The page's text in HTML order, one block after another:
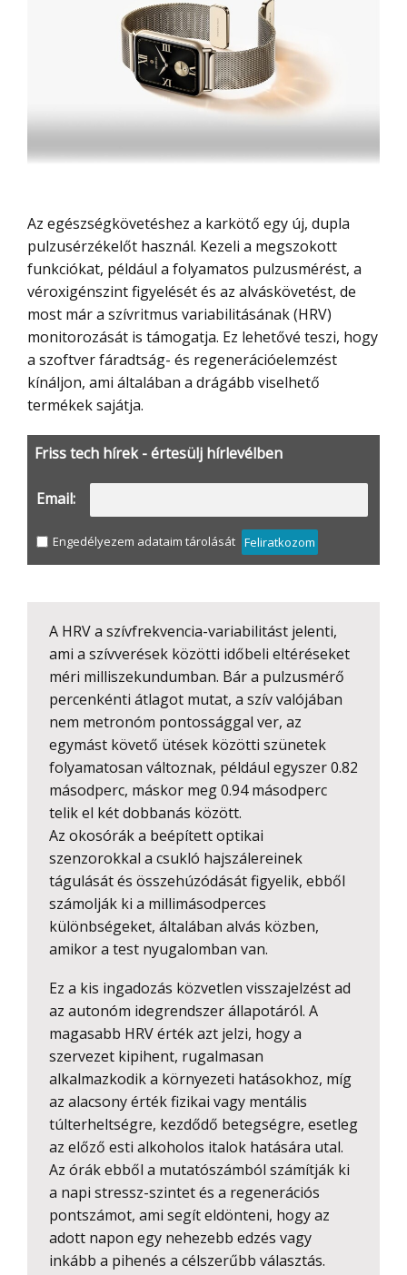
Az egészségkövetéshez a karkötő egy új, dupla
pulzusérzékelőt használ. Kezeli a megszokott
funkciókat, például a folyamatos pulzusmérést, a
véroxigénszint figyelését és az alváskövetést, de
most már a szívritmus variabilitásának (HRV)
monitorozását is támogatja. Ez lehetővé teszi, hogy
a szoftver fáradtság- és regenerációelemzést
kínáljon, ami általában a drágább viselhető
termékek sajátja.
Friss tech hírek - értesülj hírlevélben
Email:
Engedélyezem adataim tárolását Feliratkozom
A HRV a szívfrekvencia-variabilitást jelenti,
ami a szívverések közötti időbeli eltéréseket
méri milliszekundumban. Bár a pulzusmérő
percenkénti átlagot mutat, a szív valójában
nem metronóm pontossággal ver, az
egymást követő ütések közötti szünetek
folyamatosan változnak, például egyszer 0.82
másodperc, máskor meg 0.94 másodperc
telik el két dobbanás között.
Az okosórák a beépített optikai
szenzorokkal a csukló hajszálereinek
tágulását és összehúzódását figyelik, ebből
számolják ki a millimásodperces
különbségeket, általában alvás közben,
amikor a test nyugalomban van.
Ez a kis ingadozás közvetlen visszajelzést ad
az autonóm idegrendszer állapotáról. A
magasabb HRV érték azt jelzi, hogy a
szervezet kipihent, rugalmasan
alkalmazkodik a környezeti hatásokhoz, míg
az alacsony érték fizikai vagy mentális
túlterheltségre, kezdődő betegségre, esetleg
az előző esti alkoholos italok hatására utal.
Az órák ebből a mutatószámból számítják ki
a napi stressz-szintet és a regenerációs
pontszámot, ami segít eldönteni, hogy az
adott napon egy nehezebb edzés vagy
inkább a pihenés a célszerűbb választás.